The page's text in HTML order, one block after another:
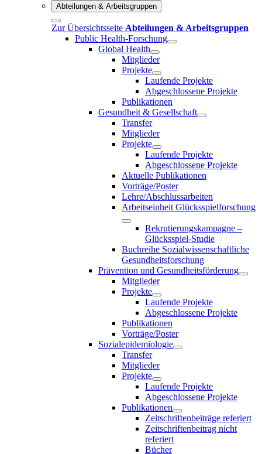
Abteilungen & Arbeitsgruppen
Zur Übersichtsseite Abteilungen & Arbeitsgruppen
Public Health-Forschung
Global Health
Mitglieder
Projekte
Laufende Projekte
Abgeschlossene Projekte
Publikationen
Gesundheit & Gesellschaft
Transfer
Mitglieder
Projekte
Laufende Projekte
Abgeschlossene Projekte
Aktuelle Publikationen
Vorträge/Poster
Lehre/Abschlussarbeiten
Arbeitseinheit Glücksspielforschung
Rekrutierungskampagne –
Glücksspiel-Studie
Buchreihe Sozialwissenschaftliche
Gesundheitsforschung
Prävention und Gesundheitsförderung
Mitglieder
Projekte
Laufende Projekte
Abgeschlossene Projekte
Publikationen
Vorträge/Poster
Sozialepidemiologie
Transfer
Mitglieder
Projekte
Laufende Projekte
Abgeschlossene Projekte
Publikationen
Zeitschriftenbeiträge referiert
Zeitschriftenbeitrag nicht
referiert
Bücher